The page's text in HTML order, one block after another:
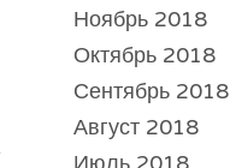
Ноябрь 2018
Октябрь 2018
Сентябрь 2018
Август 2018